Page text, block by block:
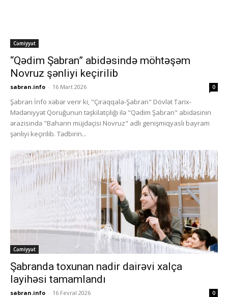
Cəmiyyət
“Qədim Şabran” abidəsində möhtəşəm
Novruz şənliyi keçirilib
sabran.info - 16 Mart 2026 0
Şabran İnfo xəbər verir ki, "Çıraqqala-Şabran" Dövlət Tarix-
Mədəniyyət Qoruğunun təşkilatçılığı ilə "Qədim Şabran" abidəsinin
ərazisində "Baharın müjdəçisi Novruz" adlı genişmiqyaslı bayram
şənliyi keçirilib. Tədbirin...
Cəmiyyət
Şabranda toxunan nadir dairəvi xalça
layihəsi tamamlandı
sabran.info - 16 Fevral 2026 0